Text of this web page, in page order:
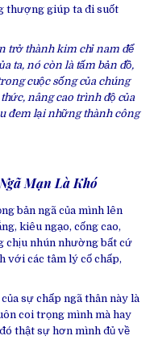
thượng giúp ta đi suốt
trở thành kim chỉ nam để
ta, nó còn là tấm bản đồ,
cuộc sống của chúng
nâng cao trình độ của
đem lại những thành công
Mạn Là Khó
bản ngã của mình lên
kiêu ngạo, cống cao,
chịu nhún nhường bất cứ
với các tâm lý cố chấp,
sự chấp ngã thân này là
coi trọng mình mà hay
thật sự hơn mình đủ về